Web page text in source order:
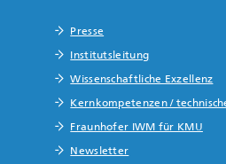
Presse
Institutsleitung
Wissenschaftliche Exzellenz
Kernkompetenzen /
Fraunhofer IWM für KMU
Newsletter